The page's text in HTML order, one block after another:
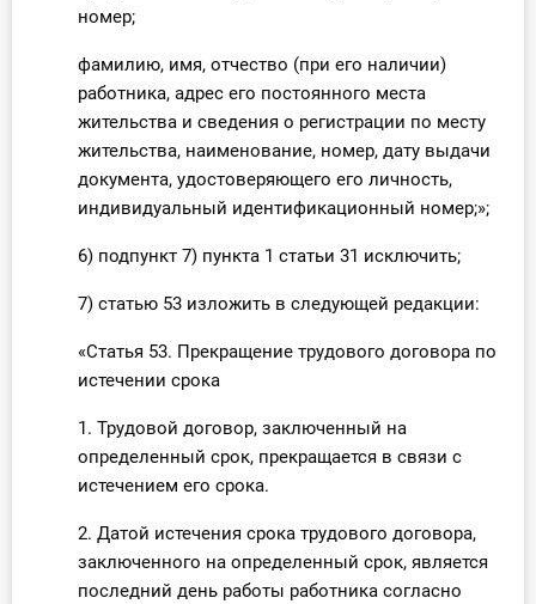
номер;
фамилию, имя, отчество (при его наличии)
работника, адрес его постоянного места
жительства и сведения о регистрации по месту
жительства, наименование, номер, дату выдачи
документа, удостоверяющего его личность,
индивидуальный идентификационный номер;»;
6) подпункт 7) пункта 1 статьи 31 исключить;
7) статью 53 изложить в следующей редакции:
«Статья 53. Прекращение трудового договора по
истечении срока
1. Трудовой договор, заключенный на
определенный срок, прекращается в связи с
истечением его срока.
2. Датой истечения срока трудового договора,
заключенного на определенный срок, является
последний день работы работника согласно